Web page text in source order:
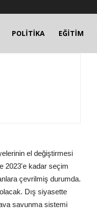
POLİTİKA EĞİTİM
el değiştirmesi
2023'e kadar seçim
çevrilmiş durumda.
Dış siyasette
savunma sistemi